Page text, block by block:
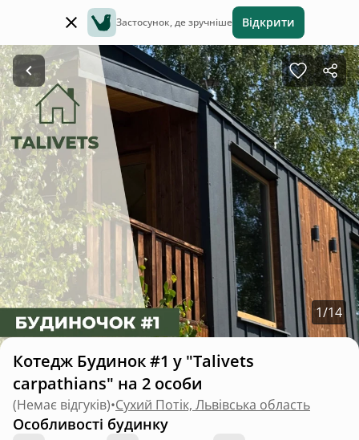
Застосунок, де зручніше Відкрити
1/14
Котедж Будинок #1 у "Talivets
carpathians" на 2 особи
(Немає відгуків)•Сухий Потік, Львівська область
Особливості будинку